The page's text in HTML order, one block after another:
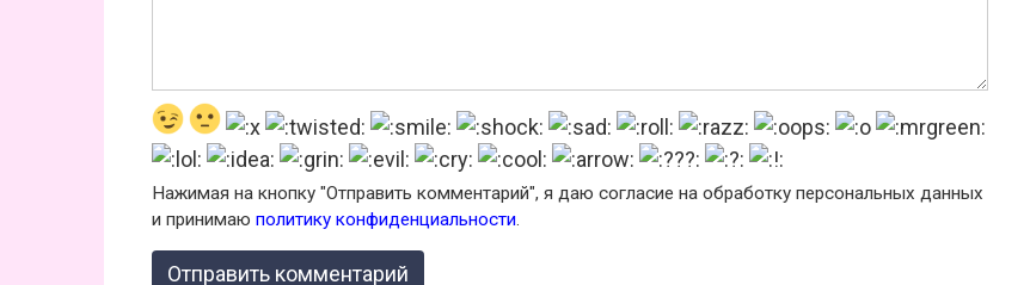
Нажимая на кнопку "Отправить комментарий", я даю согласие на обработку персональных данных
и принимаю политику конфиденциальности.